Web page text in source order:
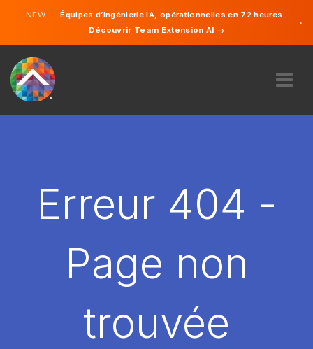
NEW —Équipes d’ingénierie IA, opérationnelles en 72 heures.
Découvrir Team Extension AI →
×
DÉMARRER
Erreur 404 -
Page non
trouvée